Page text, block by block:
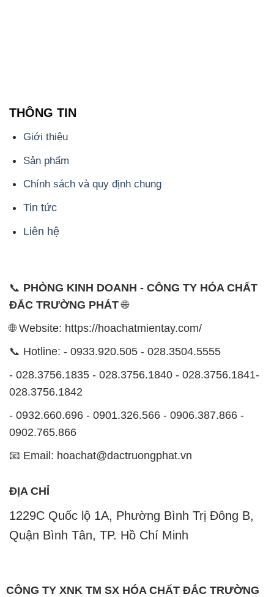
THÔNG TIN
Giới thiệu
Sản phẩm
Chính sách và quy định chung
Tin tức
Liên hệ
📞 PHÒNG KINH DOANH - CÔNG TY HÓA CHẤT
ĐẮC TRƯỜNG PHÁT🌐
🌐 Website: https://hoachatmientay.com/
📞 Hotline: - 0933.920.505 - 028.3504.5555
- 028.3756.1835 - 028.3756.1840 - 028.3756.1841-
028.3756.1842
- 0932.660.696 - 0901.326.566 - 0906.387.866 -
0902.765.866
📧 Email: hoachat@dactruongphat.vn
ĐỊA CHỈ
1229C Quốc lộ 1A, Phường Bình Trị Đông B,
Quận Bình Tân, TP. Hồ Chí Minh
CÔNG TY XNK TM SX HÓA CHẤT ĐẮC TRƯỜNG